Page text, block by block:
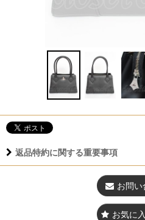
返品特約に関する重要事項
お問い
お気に